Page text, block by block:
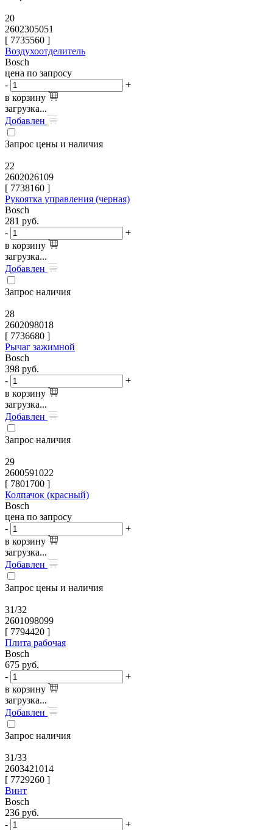
20
2602305051
[ 7735560 ]
Воздухоотделитель
Bosch
цена по запросу
-
+
в корзину
загрузка...
Добавлен
Запрос цены и наличия
22
2602026109
[ 7738160 ]
Рукоятка управления (черная)
Bosch
281 руб.
-
+
в корзину
загрузка...
Добавлен
Запрос наличия
28
2602098018
[ 7736680 ]
Рычаг зажимной
Bosch
398 руб.
-
+
в корзину
загрузка...
Добавлен
Запрос наличия
29
2600591022
[ 7801700 ]
Колпачок (красный)
Bosch
цена по запросу
-
+
в корзину
загрузка...
Добавлен
Запрос цены и наличия
31/32
2601098099
[ 7794420 ]
Плита рабочая
Bosch
675 руб.
-
+
в корзину
загрузка...
Добавлен
Запрос наличия
31/33
2603421014
[ 7729260 ]
Винт
Bosch
236 руб.
-
+